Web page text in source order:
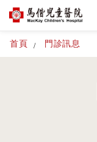
首頁 門診訊息